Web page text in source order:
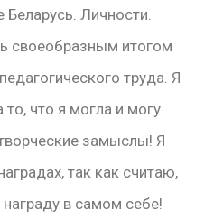
Беларусь. Личности.
своеобразным итогом
труда. Я
что я могла и могу
замыслы! Я
так как считаю,
награду в самом себе!